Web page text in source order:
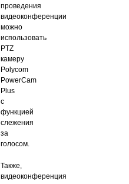
проведения
видеоконференции
можно
использовать
PTZ
камеру
Polycom
PowerCam
Plus
с
функцией
слежения
за
голосом.
Также,
видеоконференция